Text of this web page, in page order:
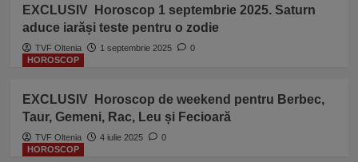
EXCLUSIV Horoscop 1 septembrie 2025. Saturn
aduce iarăși teste pentru o zodie
TVF Oltenia 1 septembrie 2025
0
HOROSCOP
EXCLUSIV Horoscop de weekend pentru Berbec,
Taur, Gemeni, Rac, Leu și Fecioară
TVF Oltenia 4 iulie 2025
0
HOROSCOP